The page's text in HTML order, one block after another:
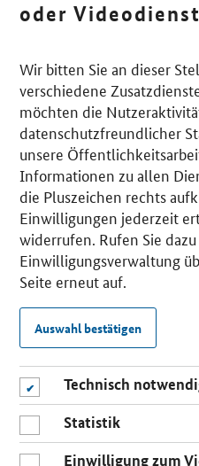
oder Videodienst
Wir bitten Sie an dieser
verschiedene
möchten die
datenschutzfreundlicher
unsere
Informationen zu allen
die Pluszeichen rechts
Einwilligungen jederzeit
widerrufen. Rufen Sie
Einwilligungsverwaltung
Seite erneut auf.
Auswahl bestätigen
Technisch
Statistik
Einwilligung zum